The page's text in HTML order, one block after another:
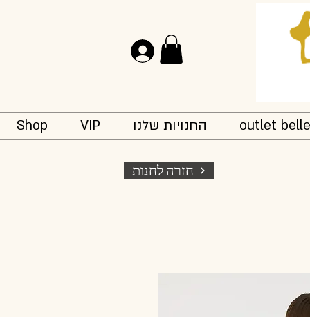
outlet החנויות שלנו VIP
Shop
חזרה לחנות